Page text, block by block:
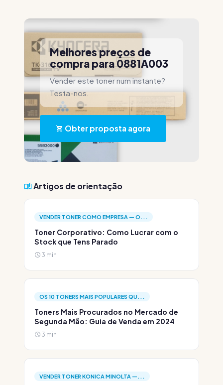
Melhores preços de
compra para 0881A003
Vender este toner num instante?
Testa-nos.
Obter proposta agora
Artigos de orientação
VENDER TONER COMO EMPRESA — O...
Toner Corporativo: Como Lucrar com o
Stock que Tens Parado
3 min
OS 10 TONERS MAIS POPULARES QU...
Toners Mais Procurados no Mercado de
Segunda Mão: Guia de Venda em 2024
3 min
VENDER TONER KONICA MINOLTA —...